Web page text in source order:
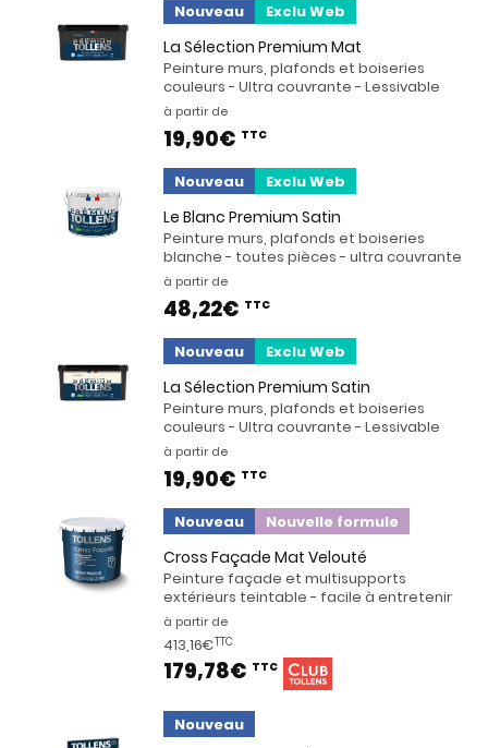
Nouveau Exclu Web
La Sélection Premium Mat
Peinture murs, plafonds et boiseries
couleurs - Ultra couvrante - Lessivable
à partir de
19,90€ TTC
Nouveau Exclu Web
Le Blanc Premium Satin
Peinture murs, plafonds et boiseries
blanche - toutes pièces - ultra couvrante
à partir de
48,22€ TTC
Nouveau Exclu Web
La Sélection Premium Satin
Peinture murs, plafonds et boiseries
couleurs - Ultra couvrante - Lessivable
à partir de
19,90€ TTC
Nouveau Nouvelle formule
Cross Façade Mat Velouté
Peinture façade et multisupports
extérieurs teintable - facile à entretenir
à partir de
413,16€TTC
179,78€ TTC
Nouveau